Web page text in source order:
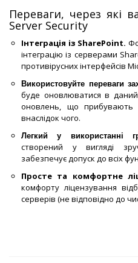
Переваги, через які
Server Security
Інтеграція із SharePoint.
інтеграцію із серверами
противірусних інтерфейсів
Використовуйте переваги
буде оновлюватися в
оновлень, що прибувають
внаслідок чого.
Легкий у використанні
створений у вигляді
забезпечує допуск до всіх
Просте та комфортне
комфорту ліцензування
серверів (не відповідно до